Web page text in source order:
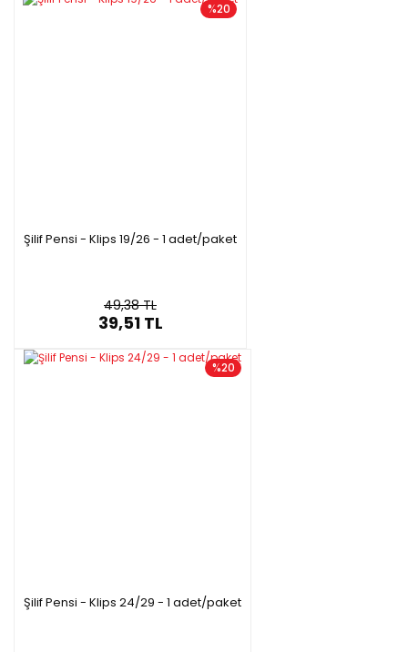
%20
Şilif Pensi - Klips 19/26 - 1 adet/paket
49,38 TL
39,51 TL
%20
Şilif Pensi - Klips 24/29 - 1 adet/paket